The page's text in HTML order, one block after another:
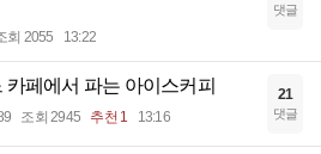
회 2055 13:22
댓글
카페에서 파는 아이스커피
조회 2945 추천 1 13:16
21
댓글